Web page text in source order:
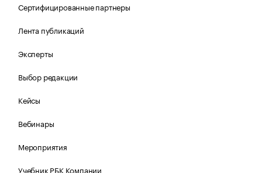
Сертифицированные партнеры
Лента публикаций
Эксперты
Выбор редакции
Кейсы
Вебинары
Мероприятия
Учебник РБК Компании